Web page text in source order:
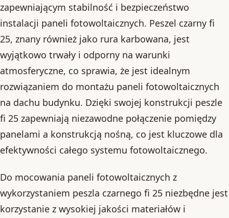
zapewniającym stabilność i bezpieczeństwo
instalacji paneli fotowoltaicznych. Peszel czarny fi
25, znany również jako rura karbowana, jest
wyjątkowo trwały i odporny na warunki
atmosferyczne, co sprawia, że jest idealnym
rozwiązaniem do montażu paneli fotowoltaicznych
na dachu budynku. Dzięki swojej konstrukcji peszle
fi 25 zapewniają niezawodne połączenie pomiędzy
panelami a konstrukcją nośną, co jest kluczowe dla
efektywności całego systemu fotowoltaicznego.
Do mocowania paneli fotowoltaicznych z
wykorzystaniem peszla czarnego fi 25 niezbędne jest
korzystanie z wysokiej jakości materiałów i